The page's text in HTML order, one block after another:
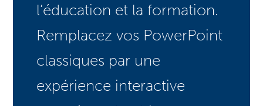
l’éducation et la formation.
Remplacez vos PowerPoint
classiques par une
expérience interactive